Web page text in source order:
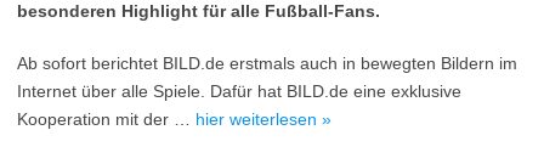
besonderen Highlight für alle Fußball-Fans.
Ab sofort berichtet BILD.de erstmals auch in bewegten Bildern im
Internet über alle Spiele. Dafür hat BILD.de eine exklusive
Kooperation mit der … hier weiterlesen »